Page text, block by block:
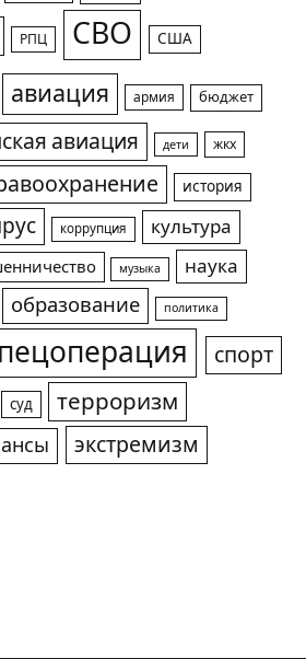
РПЦ СВО США
авиация армия бюджет
авиация дети жкх
история
коррупция
культура
музыка
наука
образование политика
спорт
суд терроризм
экстремизм